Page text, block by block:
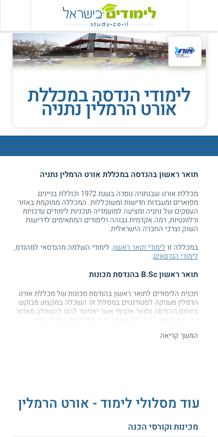
לימודי הנדסה במכללת
אורט הרמלין נתניה
תואר ראשון בהנדסה במכללת אורט הרמלין נתניה
מכללת אורט שבנתניה נוסדה בשנת 1972 וכוללת בניינים
מפוארים ומעבדות חדישות ומשוכללות. המכללה ממוקמת באזור
העסקים של נתניה ומציעה למועמדיה תוכניות לימודים עדכניות
ורלוונטיות, רמה אקדמית גבוהה ולימודים המתאימים לדרישות
השוק וצרכי החברה הישראלית.
במכללה זו לימודי תואר ראשון, לימודי השלמה מהנדסאי למהנדס,
לימודי הנדסאים.
תואר ראשון B.Sc בהנדסת מכונות
תכנית הלימודים לתואר ראשון בהנדסת מכונות של מכללת אורט
הרמלין מעניקה לסטודנטים במסלול זה השכלה במקצוע מבוקש
בתחום ההנדסה ותואר אקדמי אשר יאפשר להם להשתלב מאוחר
יותר בתעשיות ההיי - טק ותעשיית הטכנולוגיה עתירת הידע.
קלאסיים, לימודי הנדסת מכונות מתקדמים כגון: רובוטיקה, בקרה
הטכנולוגיות באופן יומיומי, והם חיוניים לכל מי ששואף להגיע
לעמדות הובלה במפעלים.
המשך קריאה
עוד מסלולי לימוד - אורט הרמלין
מכינות וקורסי הכנה